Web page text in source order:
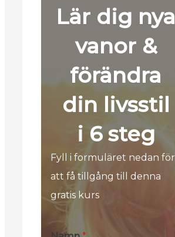
Lär dig nya
vanor &
förändra
din livsstil
i 6 steg
Fyll i formuläret nedan för
att få tillgång till denna
gratis kurs